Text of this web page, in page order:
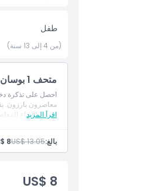
الموقع
كيفية الوصول إلى هناك
كيفية الاسترداد
سياسة الإلغاء
طفل
(من 4 إلى 13 سنة)
متحف 1 بوسان - تذكرة دخول
معاصرون بارزون.
تعريف الإبداع
اقرأ المزيد
بالغ:US$ 13.05
8
US$ 8